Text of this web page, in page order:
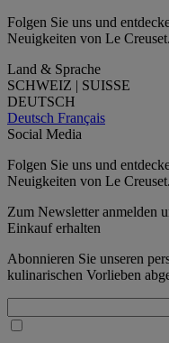
Folgen Sie uns und
Neuigkeiten von Le Creuset.
Land & Sprache
SCHWEIZ | SUISSE
DEUTSCH
Deutsch Français
Social Media
Folgen Sie uns und
Neuigkeiten von Le Creuset.
Zum Newsletter anmelden
Einkauf erhalten
Abonnieren Sie unseren
kulinarischen Vorlieben